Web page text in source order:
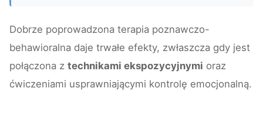
Dobrze poprowadzona terapia poznawczo-
behawioralna daje trwałe efekty, zwłaszcza gdy jest
połączona z technikami ekspozycyjnymi oraz
ćwiczeniami usprawniającymi kontrolę emocjonalną.